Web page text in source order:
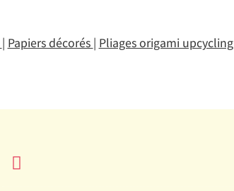
| Papiers décorés | Pliages origami upcycling
instagram